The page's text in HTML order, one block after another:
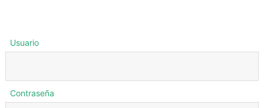
Usuario
Contraseña